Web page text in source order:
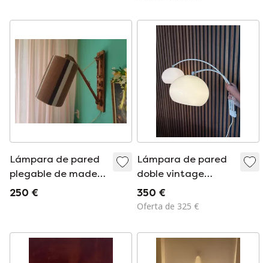
Lámpara de pared
plegable de madera
de 3 posiciones,
pantalla original.
250 €
Lámpara de pared
doble vintage
Dijkstra
350 €
Oferta de 325 €